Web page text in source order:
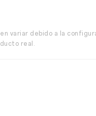
variar debido a la
real.